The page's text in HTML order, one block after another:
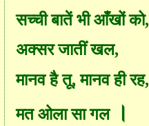
सच्ची बातें भी आँखों को,
अक्सर जातीं खल,
मानव है तू,मानव ही रह,
मत ओला सा गल
।